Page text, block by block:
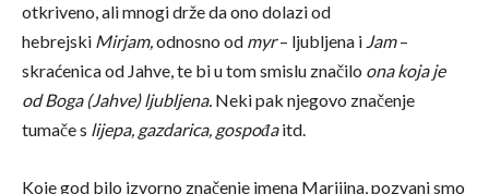
otkriveno, ali mnogi drže da ono dolazi od
hebrejski Mirjam,odnosno od myr– ljubljena i Jam–
skraćenica od Jahve, te bi u tom smislu značilo ona koja je
od Boga (Jahve) ljubljena. Neki pak njegovo značenje
tumače s lijepa, gazdarica, gospođaitd.
Koje god bilo izvorno značenje imena Marijina, pozvani smo